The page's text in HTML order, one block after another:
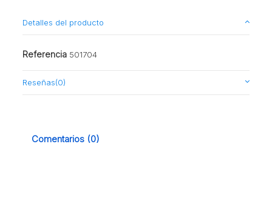
Detalles del producto
Referencia 501704
Reseñas(0)
Comentarios (0)